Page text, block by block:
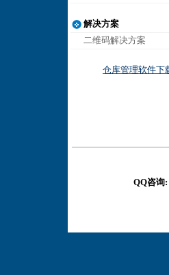
解决方案
二维码解决方案
仓库管理软件下
QQ咨询: